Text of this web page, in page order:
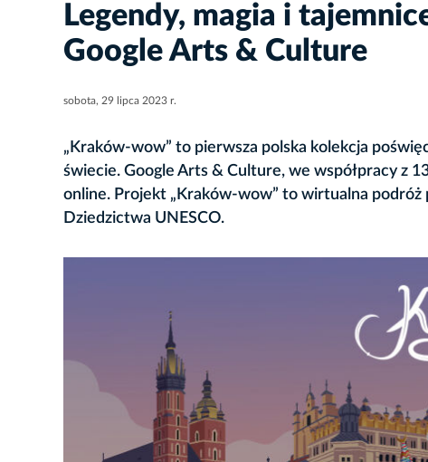
Legendy, magia i
Google Arts & Culture
sobota, 29 lipca 2023 r.
„Kraków-wow” to pierwsza polska kolekcja
świecie. Google Arts & Culture, we współpracy z
online. Projekt „Kraków-wow” to wirtualna
Dziedzictwa UNESCO.